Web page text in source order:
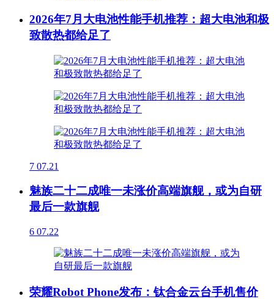
2026年7月大电池性能手机推荐：超大电池和极
致散热都给足了
7 07.21
魅族二十二成唯一未涨价高端旗舰，或为自研
最后一款旗舰
6 07.22
荣耀Robot Phone发布：钛合金云台手机售价